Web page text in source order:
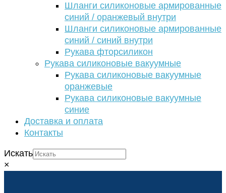
Шланги силиконовые армированные
синий / оранжевый внутри
Шланги силиконовые армированные
синий / синий внутри
Рукава фторсиликон
Рукава силиконовые вакуумные
Рукава силиконовые вакуумные
оранжевые
Рукава силиконовые вакуумные
синие
Доставка и оплата
Контакты
Искать
×